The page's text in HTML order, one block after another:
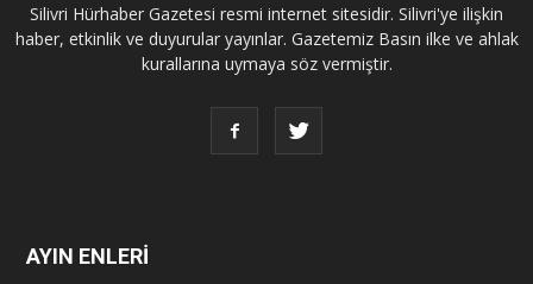
Silivri Hürhaber Gazetesi resmi internet sitesidir. Silivri'ye ilişkin
haber, etkinlik ve duyurular yayınlar. Gazetemiz Basın ilke ve ahlak
kurallarına uymaya söz vermiştir.
AYIN ENLERİ